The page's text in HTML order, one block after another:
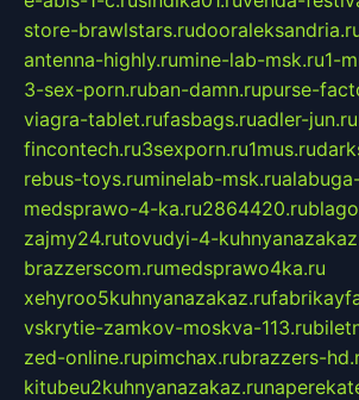
store-brawlstars.ru
antenna-highly.rumine-lab-msk.ru1-
3-sex-porn.ruban-damn.rupurse-
viagra-tablet.rufasbags.ruadler-jun.ru
fincontech.ru3sexporn.ru1mus.ru
rebus-toys.ruminelab-msk.ru
medsprawo-4-ka.ru2864420.ru
zajmy24.rutovudyi-4-
brazzerscom.rumedsprawo4ka.ru
xehyroo5kuhnyanazakaz.ru
vskrytie-zamkov-moskva-113.ru
zed-online.rupimchax.rubrazzers-
kitubeu2kuhnyanazakaz.ru